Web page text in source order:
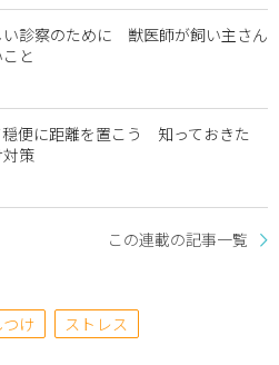
い診察のために 獣医師が飼い主さん
と
便に距離を置こう 知っておきた
策
この連載の記事一覧
つけ ストレス